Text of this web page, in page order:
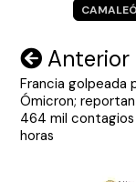
Navegación
de
entradas
Anterior
Francia golpeada
Ómicron;
464 mil
horas